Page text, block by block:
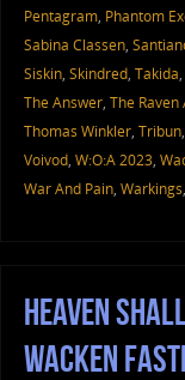
Pentagram, Phantom
Sabina Classen,
Siskin, Skindred, Takida,
The Answer, The Raven
Thomas Winkler, Tribun,
Voivod, W:O:A 2023,
War And Pain, Warkings,
Heaven
Wacken